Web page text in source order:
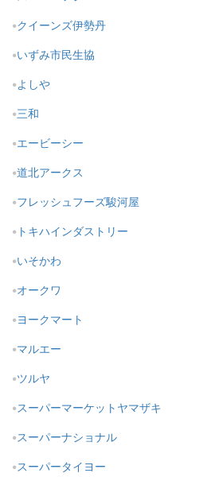
クイーンズ伊勢丹
いずみ市民生協
よしや
三和
エービーシー
道北アークス
フレッシュフーズ駿河屋
トキハインダストリー
いそかわ
オークワ
ヨークマート
マルエー
ツルヤ
スーパーマーケットヤマザキ
スーパーナショナル
スーパータイヨー